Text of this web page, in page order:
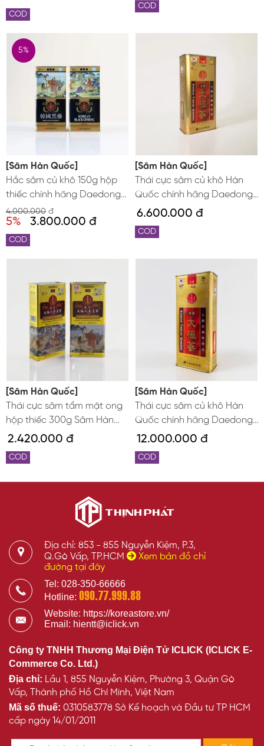
COD
COD
[Sâm Hàn Quốc]
Hắc sâm củ khô 150g hộp
thiếc chính hãng Daedong
Hàn Quốc
4.000.000 đ
5% 3.800.000 đ
5%
COD
[Sâm Hàn Quốc]
Thái cực sâm củ khô Hàn
Quốc chính hãng Daedong
hộp 300g hộp thiếc 10 củ -
6.600.000 đ
COD
[Sâm Hàn Quốc]
Thái cực sâm tẩm mật ong
hộp thiếc 300g Sâm Hàn
Quốc 6 năm tuổi cao cấp
2.420.000 đ
COD
[Sâm Hàn Quốc]
Thái cực sâm củ khô Hàn
Quốc chính hãng Daedong
hộp 600g hộp thiếc 20 củ -
12.000.000 đ
COD
Địa chỉ: 853 - 855 Nguyễn Kiệm, P.3,
Q.Gò Vấp, TP.HCM
Xem bản đồ chỉ
đường tại đây
Tel: 028-350-66666
Hotline: 090.77.999.88
Website: https://koreastore.vn/
Email: hientt@iclick.vn
Công ty TNHH Thương Mại Điện Tử ICLICK (ICLICK E-
Commerce Co. Ltd.)
Địa chỉ: Lầu 1, 855 Nguyễn Kiệm, Phường 3, Quận Gò
Vấp, Thành phố Hồ Chí Minh, Việt Nam
Mã số thuế: 0310583778 Sở Kế hoạch và Đầu tư TP HCM
cấp ngày 14/01/2011